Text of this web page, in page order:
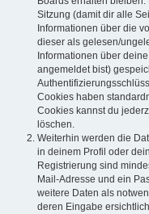
Sitzung (damit dir alle
Informationen über die
dieser als gelesen/
Informationen über
angemeldet bist)
Cookies haben
Cookies kannst du
löschen.
Weiterhin werden die
in deinem Profil oder
Registrierung sind
Mail-Adresse und ein
weitere Daten als
deren Eingabe